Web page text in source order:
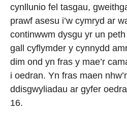
cynllunio fel tasgau,
prawf asesu i’w cymryd ar
continwwm dysgu yr un
gall cyflymder y cynnydd
dim ond yn fras y mae’r
i oedran. Yn fras maen
ddisgwyliadau ar gyfer
16.